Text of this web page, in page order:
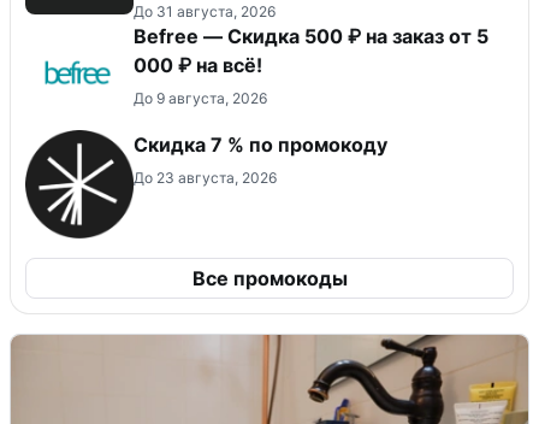
До 31 августа, 2026
Befree — Скидка 500 ₽ на заказ от 5
000 ₽ на всё!
До 9 августа, 2026
Скидка 7 % по промокоду
До 23 августа, 2026
Все промокоды